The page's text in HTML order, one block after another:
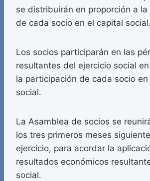
se distribuirán en proporción a
de cada socio en el capital social.
Los socios participarán en las
resultantes del ejercicio social
la participación de cada socio
social.
La Asamblea de socios se
los tres primeros meses
ejercicio, para acordar la
resultados económicos
social.